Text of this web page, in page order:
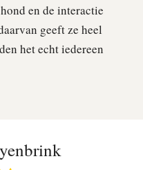
en de interactie
geeft ze heel
het echt iedereen